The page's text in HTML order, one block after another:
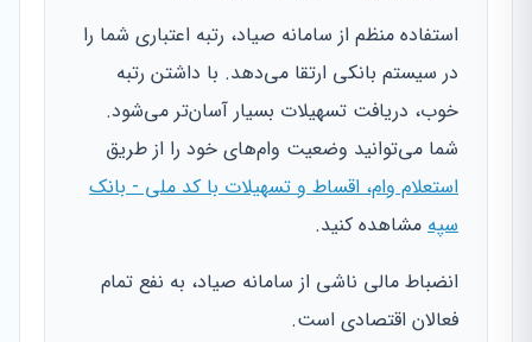
استفاده منظم از سامانه صیاد، رتبه اعتباری شما را
در سیستم بانکی ارتقا می‌دهد. با داشتن رتبه
خوب، دریافت تسهیلات بسیار آسان‌تر می‌شود.
شما می‌توانید وضعیت وام‌های خود را از طریق
استعلام وام، اقساط و تسهیلات با کد ملی - بانک
سپه مشاهده کنید.
انضباط مالی ناشی از سامانه صیاد، به نفع تمام
فعالان اقتصادی است.